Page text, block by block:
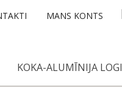
KOKA-ALUMĪNIJA LOGI
MANS KONTS